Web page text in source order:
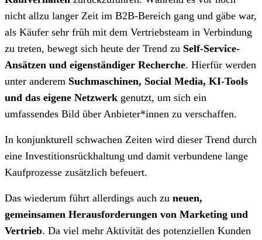
nicht allzu langer Zeit im B2B-Bereich gang und gäbe war,
als Käufer sehr früh mit dem Vertriebsteam in Verbindung
zu treten, bewegt sich heute der Trend zu Self-Service-
Ansätzen und eigenständiger Recherche. Hierfür werden
unter anderem Suchmaschinen, Social Media, KI-Tools
und das eigene Netzwerk genutzt, um sich ein
umfassendes Bild über Anbieter*innen zu verschaffen.
In konjunkturell schwachen Zeiten wird dieser Trend durch
eine Investitionsrückhaltung und damit verbundene lange
Kaufprozesse zusätzlich befeuert.
Das wiederum führt allerdings auch zu neuen,
gemeinsamen Herausforderungen von Marketing und
Vertrieb. Da viel mehr Aktivität des potenziellen Kunden